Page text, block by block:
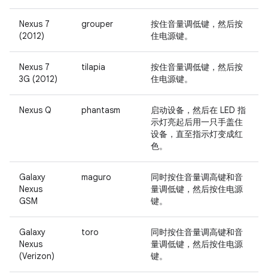
Nexus 7
(2012)
grouper 按住音量调低键 ，然后按
住电源键。
Nexus 7
3G (2012)
tilapia 按住音量调低键 ，然后按
住电源键。
Nexus Q phantasm
启动设备，然后在 LED 指
示灯亮起后用一只手盖住
设备，直至指示灯变成红
色。
Galaxy
Nexus
GSM
maguro
同时按住音量调高键和音
量调低键，然后按住电源
键。
Galaxy
Nexus
(Verizon)
toro
同时按住音量调高键和音
量调低键，然后按住电源
键。